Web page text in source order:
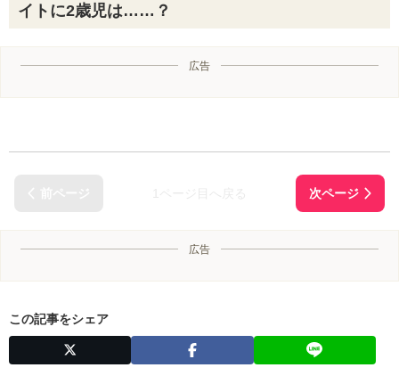
イトに2歳児は……？
広告
広告
この記事をシェア